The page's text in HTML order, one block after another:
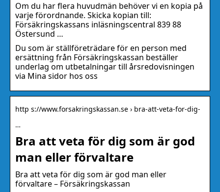
Om du har flera huvudmän behöver vi en kopia på
varje förordnande. Skicka kopian till:
Försäkringskassans inläsningscentral 839 88
Östersund …
Du som är ställföreträdare för en person med
ersättning från Försäkringskassan beställer
underlag om utbetalningar till årsredovisningen
via Mina sidor hos oss
http s://www.forsakringskassan.se › bra-att-veta-for-dig-
…
Bra att veta för dig som är god
man eller förvaltare
Bra att veta för dig som är god man eller
förvaltare – Försäkringskassan